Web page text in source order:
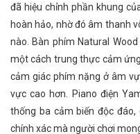
đã hiệu chỉnh phần khung
hoàn hảo, nhờ đó âm thanh
nào. Bàn phím Natural
một cách trung thực cảm
cảm giác phím nặng ở âm
vực cao hơn. Piano điện
thống ba cảm biến độc
chính xác mà người chơi